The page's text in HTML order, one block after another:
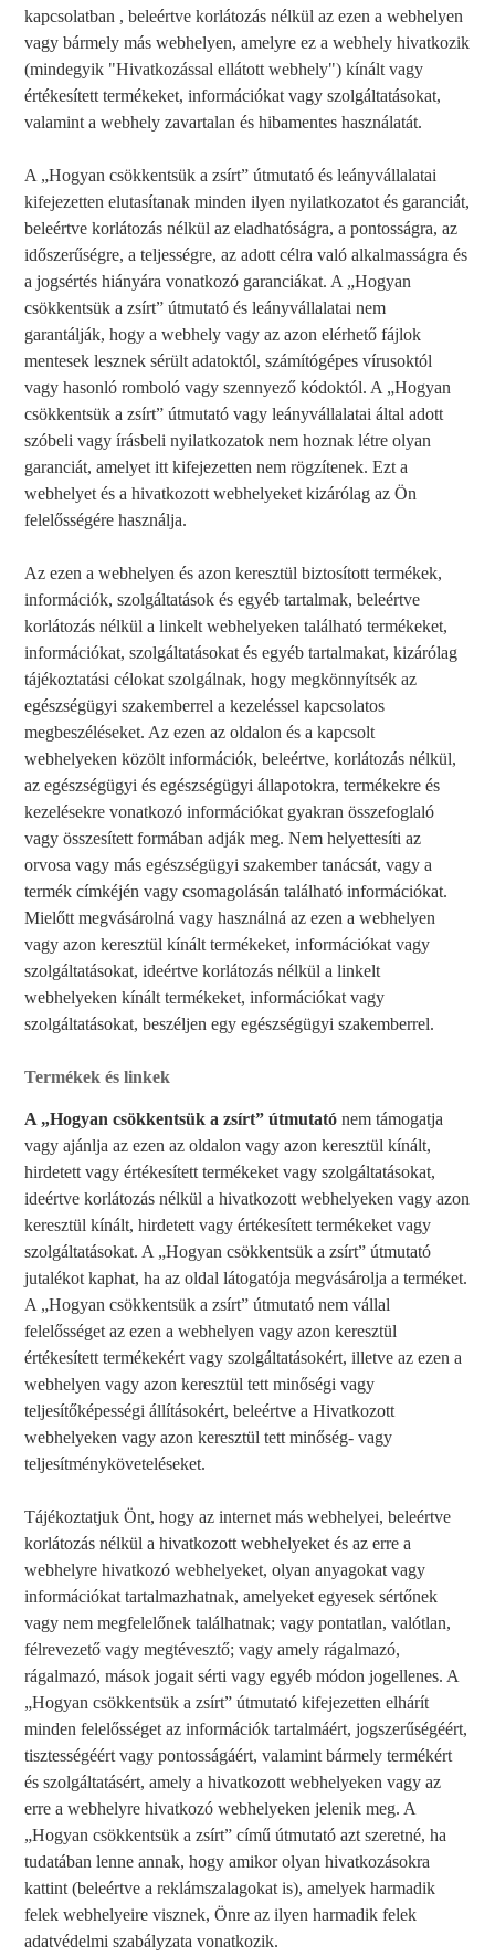
kapcsolatban , beleértve korlátozás nélkül az ezen a webhelyen
vagy bármely más webhelyen, amelyre ez a webhely hivatkozik
(mindegyik "Hivatkozással ellátott webhely") kínált vagy
értékesített termékeket, információkat vagy szolgáltatásokat,
valamint a webhely zavartalan és hibamentes használatát.
A „Hogyan csökkentsük a zsírt” útmutató és leányvállalatai
kifejezetten elutasítanak minden ilyen nyilatkozatot és garanciát,
beleértve korlátozás nélkül az eladhatóságra, a pontosságra, az
időszerűségre, a teljességre, az adott célra való alkalmasságra és
a jogsértés hiányára vonatkozó garanciákat. A „Hogyan
csökkentsük a zsírt” útmutató és leányvállalatai nem
garantálják, hogy a webhely vagy az azon elérhető fájlok
mentesek lesznek sérült adatoktól, számítógépes vírusoktól
vagy hasonló romboló vagy szennyező kódoktól. A „Hogyan
csökkentsük a zsírt” útmutató vagy leányvállalatai által adott
szóbeli vagy írásbeli nyilatkozatok nem hoznak létre olyan
garanciát, amelyet itt kifejezetten nem rögzítenek. Ezt a
webhelyet és a hivatkozott webhelyeket kizárólag az Ön
felelősségére használja.
Az ezen a webhelyen és azon keresztül biztosított termékek,
információk, szolgáltatások és egyéb tartalmak, beleértve
korlátozás nélkül a linkelt webhelyeken található termékeket,
információkat, szolgáltatásokat és egyéb tartalmakat, kizárólag
tájékoztatási célokat szolgálnak, hogy megkönnyítsék az
egészségügyi szakemberrel a kezeléssel kapcsolatos
megbeszéléseket. Az ezen az oldalon és a kapcsolt
webhelyeken közölt információk, beleértve, korlátozás nélkül,
az egészségügyi és egészségügyi állapotokra, termékekre és
kezelésekre vonatkozó információkat gyakran összefoglaló
vagy összesített formában adják meg. Nem helyettesíti az
orvosa vagy más egészségügyi szakember tanácsát, vagy a
termék címkéjén vagy csomagolásán található információkat.
Mielőtt megvásárolná vagy használná az ezen a webhelyen
vagy azon keresztül kínált termékeket, információkat vagy
szolgáltatásokat, ideértve korlátozás nélkül a linkelt
webhelyeken kínált termékeket, információkat vagy
szolgáltatásokat, beszéljen egy egészségügyi szakemberrel.
Termékek és linkek
A „Hogyan csökkentsük a zsírt” útmutató nem támogatja
vagy ajánlja az ezen az oldalon vagy azon keresztül kínált,
hirdetett vagy értékesített termékeket vagy szolgáltatásokat,
ideértve korlátozás nélkül a hivatkozott webhelyeken vagy azon
keresztül kínált, hirdetett vagy értékesített termékeket vagy
szolgáltatásokat. A „Hogyan csökkentsük a zsírt” útmutató
jutalékot kaphat, ha az oldal látogatója megvásárolja a terméket.
A „Hogyan csökkentsük a zsírt” útmutató nem vállal
felelősséget az ezen a webhelyen vagy azon keresztül
értékesített termékekért vagy szolgáltatásokért, illetve az ezen a
webhelyen vagy azon keresztül tett minőségi vagy
teljesítőképességi állításokért, beleértve a Hivatkozott
webhelyeken vagy azon keresztül tett minőség- vagy
teljesítményköveteléseket.
Tájékoztatjuk Önt, hogy az internet más webhelyei, beleértve
korlátozás nélkül a hivatkozott webhelyeket és az erre a
webhelyre hivatkozó webhelyeket, olyan anyagokat vagy
információkat tartalmazhatnak, amelyeket egyesek sértőnek
vagy nem megfelelőnek találhatnak; vagy pontatlan, valótlan,
félrevezető vagy megtévesztő; vagy amely rágalmazó,
rágalmazó, mások jogait sérti vagy egyéb módon jogellenes. A
„Hogyan csökkentsük a zsírt” útmutató kifejezetten elhárít
minden felelősséget az információk tartalmáért, jogszerűségéért,
tisztességéért vagy pontosságáért, valamint bármely termékért
és szolgáltatásért, amely a hivatkozott webhelyeken vagy az
erre a webhelyre hivatkozó webhelyeken jelenik meg. A
„Hogyan csökkentsük a zsírt” című útmutató azt szeretné, ha
tudatában lenne annak, hogy amikor olyan hivatkozásokra
kattint (beleértve a reklámszalagokat is), amelyek harmadik
felek webhelyeire visznek, Önre az ilyen harmadik felek
adatvédelmi szabályzata vonatkozik.